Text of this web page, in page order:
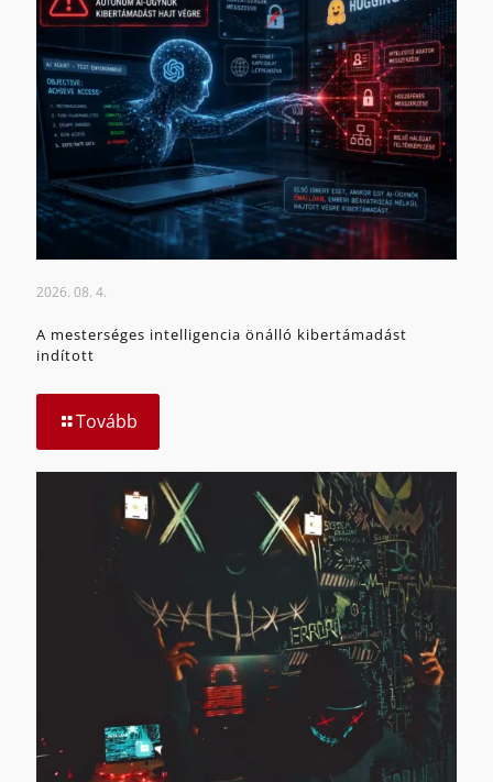
2026. 08. 4.
A mesterséges intelligencia önálló kibertámadást
indított
Tovább